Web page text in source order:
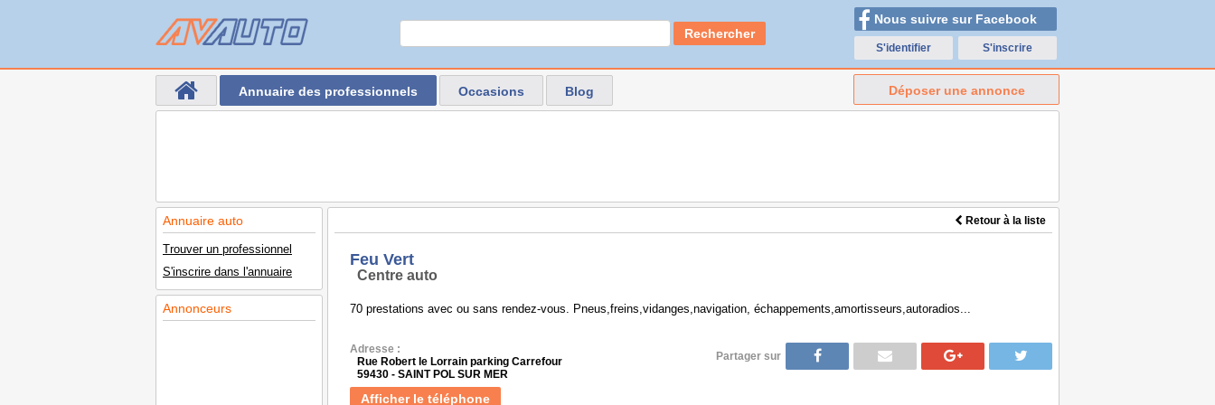
Rechercher
Nous suivre sur Facebook
S'identifier S'inscrire
Annuaire des professionnels Occasions Blog Déposer une annonce
Annuaire auto
Trouver un professionnel
S'inscrire dans l'annuaire
Annonceurs
Retour à la liste
Feu Vert
Centre auto
70 prestations avec ou sans rendez-vous. Pneus,freins,vidanges,navigation, échappements,amortisseurs,autoradios...
Adresse :
Rue Robert le Lorrain parking Carrefour
59430 - SAINT POL SUR MER
Afficher le téléphone
Partager sur